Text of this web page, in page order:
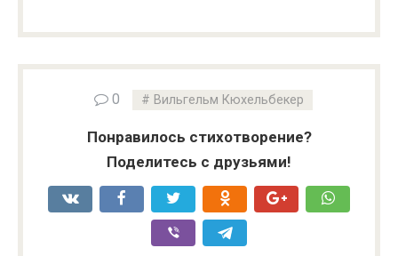
0 Вильгельм Кюхельбекер
Понравилось стихотворение?
Поделитесь с друзьями!